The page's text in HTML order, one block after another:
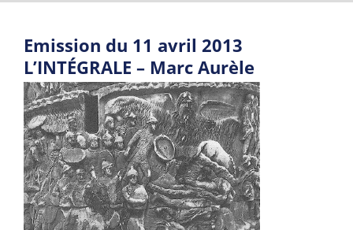
Emission du 11 avril 2013
L’INTÉGRALE – Marc Aurèle